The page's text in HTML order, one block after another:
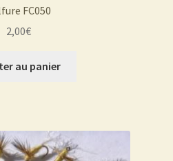
FC050
2,00€
au panier